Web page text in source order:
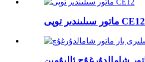
ماتور سىلىندىر توپى CE12